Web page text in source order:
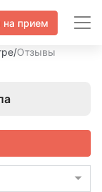
на прием
/Отзывы